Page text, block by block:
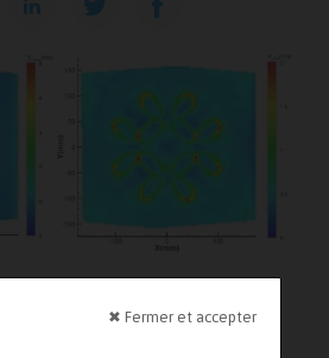
✖ Fermer et accepter